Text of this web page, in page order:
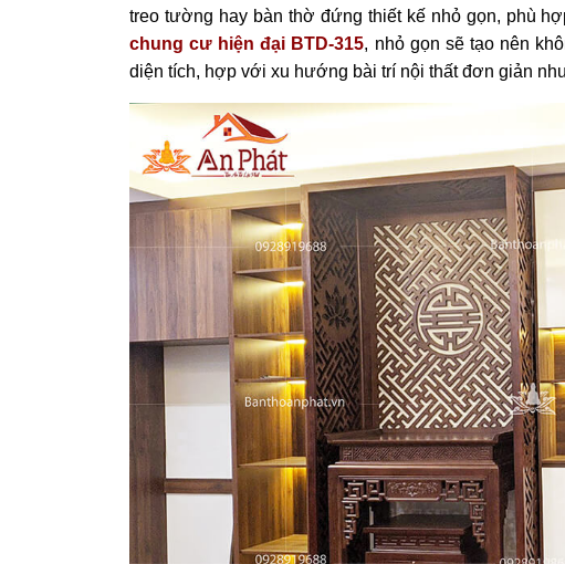
treo tường hay bàn thờ đứng thiết kế nhỏ gọn, phù
chung cư hiện đại BTD-315, nhỏ gọn sẽ tạo nên
diện tích, hợp với xu hướng bài trí nội thất đơn giản